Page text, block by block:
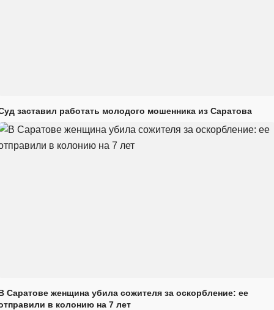
заставил работать молодого мошенника из Саратова
Саратове женщина убила сожителя за оскорбление: ее
в колонию на 7 лет